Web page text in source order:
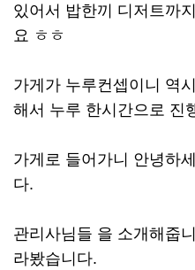
있어서 밥한끼 디저트까
요 ㅎㅎ
가게가 누루컨셉이니 역
해서 누루 한시간으로 진
가게로 들어가니 안녕하
다.
관리사님들 을 소개해줍
라봤습니다.